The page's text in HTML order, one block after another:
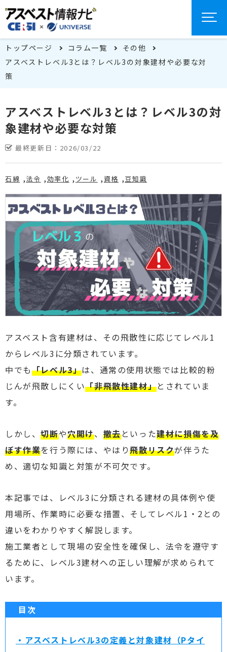
トップページ コラム一覧
その他
アスベストレベル3とは？レベル3の対象建材や必要な対
策
アスベストレベル3とは？レベル3の対
象建材や必要な対策
最終更新日： 2026/03/22
石綿 法令 効率化 ツール 資格 豆知識
アスベスト含有建材は、その飛散性に応じてレベル1
からレベル3に分類されています。
中でも「レベル3」は、通常の使用状態では比較的粉
じんが飛散しにくい「非飛散性建材」とされていま
す。
しかし、切断や穴開け、 撤去といった建材に損傷を及
ぼす作業を行う際には、やはり飛散リスクが伴うた
め、適切な知識と対策が不可欠です。
本記事では、レベル3に分類される建材の具体例や使
用場所、作業時に必要な措置、そしてレベル1・2との
違いをわかりやすく解説します。
施工業者として現場の安全性を確保し、法令を遵守す
るために、レベル3建材への正しい理解が求められて
います。
目次
・アスベストレベル3の定義と対象建材（Pタイ